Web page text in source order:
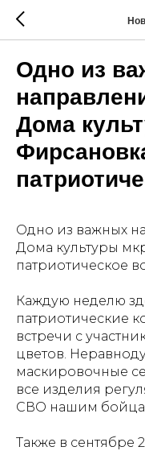
Одно из
Дома
Одно из важных
Дома культуры
патриотическое
Каждую неделю
патриотические
встречи с
цветов.
маскировочные
все изделия
СВО нашим
Также в сентябре